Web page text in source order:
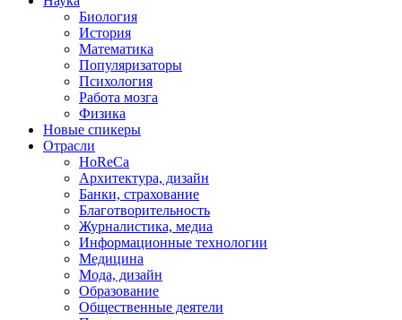
Биология
История
Математика
Популяризаторы
Психология
Работа мозга
Физика
Новые спикеры
Отрасли
HoReCa
Архитектура, дизайн
Банки, страхование
Благотворительность
Журналистика, медиа
Информационные технологии
Медицина
Мода, дизайн
Образование
Общественные деятели